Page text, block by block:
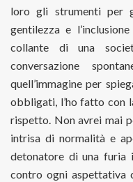
loro gli strumenti per
gentilezza e
collante di una
conversazione
quell’immagine per
obbligati, l’ho fatto con
rispetto. Non avrei mai
intrisa di normalità e
detonatore di una furia
contro ogni aspettativa